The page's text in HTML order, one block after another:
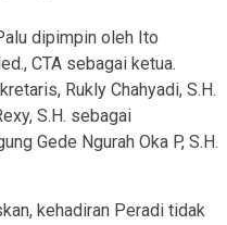
dipimpin oleh Ito
CTA sebagai ketua.
Rukly Chahyadi, S.H.
S.H. sebagai
Gede Ngurah Oka P, S.H.
kehadiran Peradi tidak